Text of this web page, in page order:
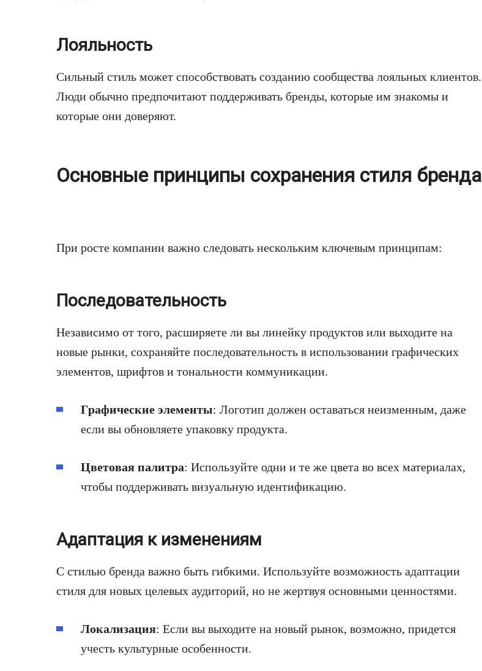
Лояльность
Сильный стиль может способствовать созданию сообщества лояльных клиентов.
Люди обычно предпочитают поддерживать бренды, которые им знакомы и
которые они доверяют.
Основные принципы сохранения стиля бренда
При росте компании важно следовать нескольким ключевым принципам:
Последовательность
Независимо от того, расширяете ли вы линейку продуктов или выходите на
новые рынки, сохраняйте последовательность в использовании графических
элементов, шрифтов и тональности коммуникации.
Графические элементы: Логотип должен оставаться неизменным, даже
если вы обновляете упаковку продукта.
Цветовая палитра: Используйте одни и те же цвета во всех материалах,
чтобы поддерживать визуальную идентификацию.
Адаптация к изменениям
С стилью бренда важно быть гибкими. Используйте возможность адаптации
стиля для новых целевых аудиторий, но не жертвуя основными ценностями.
Локализация: Если вы выходите на новый рынок, возможно, придется
учесть культурные особенности.